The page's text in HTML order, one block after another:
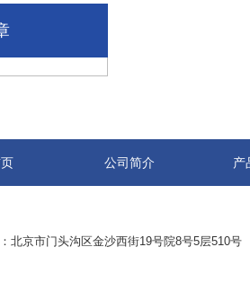
公司简介 产
北京市门头沟区金沙西街19号院8号5层510